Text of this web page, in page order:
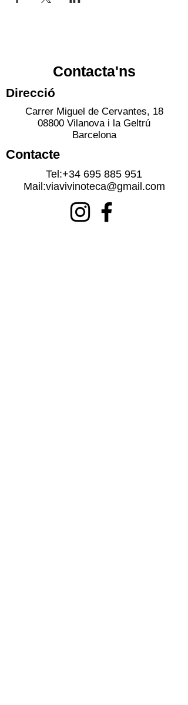
Contacta'ns
Direcció
Carrer Miguel de Cervantes, 18
08800 Vilanova i la Geltrú
Barcelona
Contacte
Tel:+34 695 885 951
Mail:viavivinoteca@gmail.com